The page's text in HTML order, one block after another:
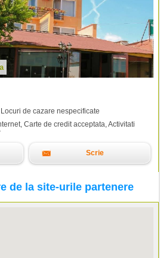
de cazare nespecificate
Carte de credit acceptata, Activitati
Scrie
de la site-urile partenere